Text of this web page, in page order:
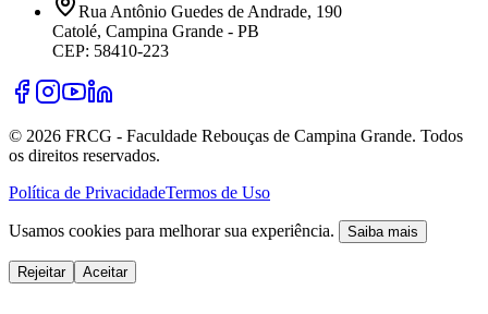
Rua Antônio Guedes de Andrade, 190
Catolé, Campina Grande - PB
CEP: 58410-223
© 2026 FRCG - Faculdade Rebouças de Campina Grande. Todos
os direitos reservados.
Política de PrivacidadeTermos de Uso
Usamos cookies para melhorar sua experiência. Saiba mais
Rejeitar Aceitar